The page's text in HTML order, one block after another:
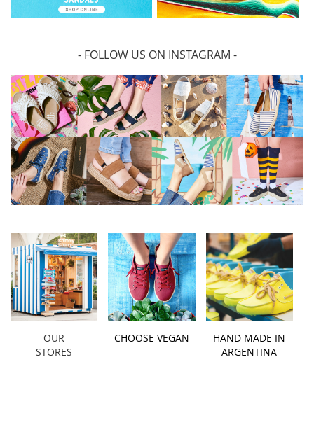
- FOLLOW US ON INSTAGRAM -
OUR
STORES
CHOOSE VEGAN
HAND MADE IN
ARGENTINA